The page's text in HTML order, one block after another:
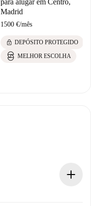
para alugar em Centro,
Madrid
1500 €/mês
lock DEPÓSITO PROTEGIDO
MELHOR ESCOLHA